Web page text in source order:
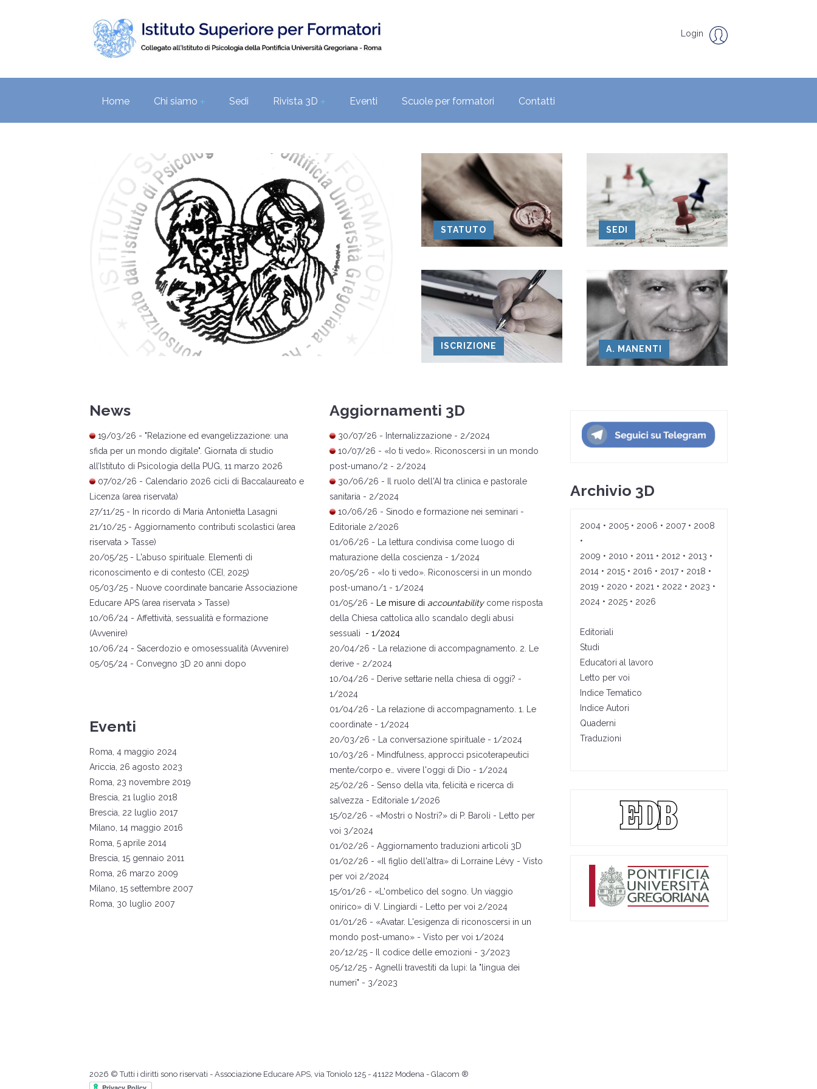
Login
Home +
Chi siamo Sedi +
Rivista 3D Eventi Scuole per formatori Contatti
STATUTO SEDI
ISCRIZIONE A. MANENTI
News
19/03/26 - "Relazione ed evangelizzazione: una
sfida per un mondo digitale". Giornata di studio
all’Istituto di Psicologia della PUG, 11 marzo 2026
07/02/26 - Calendario 2026 cicli di Baccalaureato e
Licenza (area riservata)
27/11/25 - In ricordo di Maria Antonietta Lasagni
21/10/25 - Aggiornamento contributi scolastici (area
riservata > Tasse)
20/05/25 -
L'abuso spirituale. Elementi di
riconoscimento e di contesto (CEI, 2025)
05/03/25 - Nuove coordinate bancarie Associazione
Educare APS (area riservata > Tasse)
10/06/24 - Affettività, sessualità e formazione
(Avvenire)
10/06/24 - Sacerdozio e omosessualità (Avvenire)
05/05/24 - Convegno 3D 20 anni dopo
Eventi
Roma, 4 maggio 2024
Ariccia, 26 agosto 2023
Roma, 23 novembre 2019
Brescia, 21 luglio 2018
Brescia, 22 luglio 2017
Milano, 14 maggio 2016
Roma, 5 aprile 2014
Brescia, 15 gennaio 2011
Roma, 26 marzo 2009
Milano, 15 settembre 2007
Roma, 30 luglio 2007
Aggiornamenti 3D
30/07/26 - Internalizzazione - 2/2024
10/07/26 - « Io ti vedo» . Riconoscersi in un mondo
post-umano/2 - 2/2024
30/06/26 -
Il ruolo dell'AI tra clinica e pastorale
sanitaria - 2/2024
10/06/26 -Sinodo e formazione nei seminari -
Editoriale 2/2026
01/06/26 -
La lettura condivisa come luogo di
maturazione della coscienza - 1/2024
20/05/26 - « Io ti vedo» . Riconoscersi in un mondo
post-umano/1 - 1/2024
01/05/26 -
Le misure di accountabilitycome risposta
della Chiesa cattolica allo scandalo degli abusi
sessuali - 1/2024
20/04/26 -
La relazione di accompagnamento. 2. Le
derive - 2/2024
10/04/26 - Derive settarie nella chiesa di oggi? -
1/2024
01/04/26 -
La relazione di accompagnamento. 1. Le
coordinate - 1/2024
20/03/26 -
La conversazione spirituale - 1/2024
10/03/26 - Mindfulness, approcci psicoterapeutici
mente/corpo e… vivere l'oggi di Dio - 1/2024
25/02/26 -Senso della vita, felicità e ricerca di
salvezza - Editoriale 1/2026
15/02/26 - «Mostri o Nostri?» di P. Baroli - Letto per
voi 3/2024
01/02/26 -Aggiornamento traduzioni articoli 3D
01/02/26 - « Il figlio dell'altra» di Lorraine Lévy - Visto
per voi 2/2024
15/01/26 - « 'ombelico del sogno. Un viaggio
onirico» di V. Lingiardi - Letto per voi 2/2024
01/01/26 - «Avatar. L'esigenza di riconoscersi in un
mondo post-umano» - Visto per voi 1/2024
20/12/25 - Il codice delle emozioni - 3/2023
05/12/25 -Agnelli travestiti da lupi: la "lingua dei
numeri" - 3/2023
Archivio 3D
2004• 2005• 2006 • 2007• 2008
•
2009 • 2010 • 2011 • 2012 • 2013 •
2014• 2015• 2016 • 2017• 2018 •
2019 • 2020 • 2021 • 2022 • 2023 •
2024• 2025• 2026
Editoriali
Studi
Educatori al lavoro
Letto per voi
Indice Tematico
Indice Autori
Quaderni
Traduzioni
2026 © Tutti i diritti sono riservati - Associazione Educare APS, via Toniolo 125 - 41122 Modena - Glacom ®